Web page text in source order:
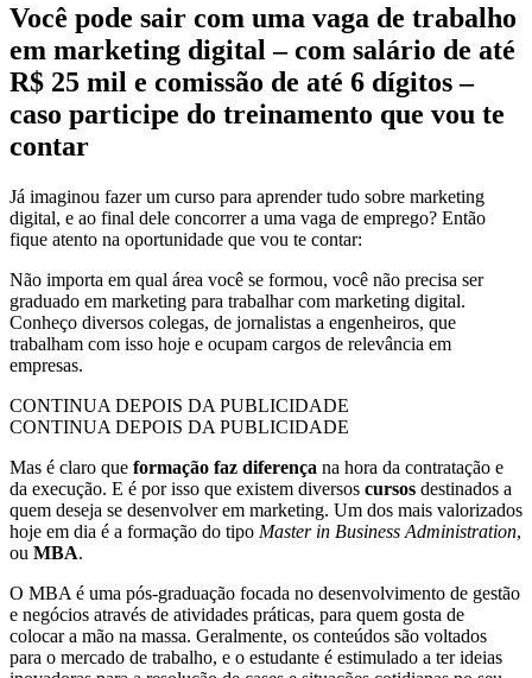
Você pode sair com uma vaga de trabalho
em marketing digital – com salário de até
R$ 25 mil e comissão de até 6 dígitos –
caso participe do treinamento que vou te
contar
Já imaginou fazer um curso para aprender tudo sobre marketing
digital, e ao final dele concorrer a uma vaga de emprego? Então
fique atento na oportunidade que vou te contar:
Não importa em qual área você se formou, você não precisa ser
graduado em marketing para trabalhar com marketing digital.
Conheço diversos colegas, de jornalistas a engenheiros, que
trabalham com isso hoje e ocupam cargos de relevância em
empresas.
CONTINUA DEPOIS DA PUBLICIDADE
CONTINUA DEPOIS DA PUBLICIDADE
Mas é claro que formação faz diferença na hora da contratação e
da execução. E é por isso que existem diversos cursos destinados a
quem deseja se desenvolver em marketing. Um dos mais valorizados
hoje em dia é a formação do tipo Master in Business Administration,
ou MBA.
O MBA é uma pós-graduação focada no desenvolvimento de gestão
e negócios através de atividades práticas, para quem gosta de
colocar a mão na massa. Geralmente, os conteúdos são voltados
para o mercado de trabalho, e o estudante é estimulado a ter ideias